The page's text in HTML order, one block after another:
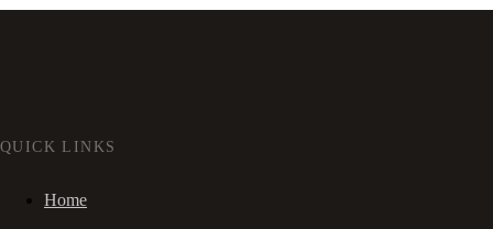
QUICK LINKS
Home